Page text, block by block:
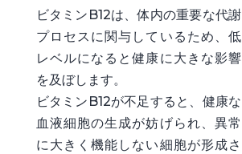
ビタミンB12は、体内の重要な代謝
プロセスに関与しているため、低
レベルになると健康に大きな影響
を及ぼします。
ビタミンB12が不足すると、健康な
血液細胞の生成が妨げられ、異常
に大きく機能しない細胞が形成さ